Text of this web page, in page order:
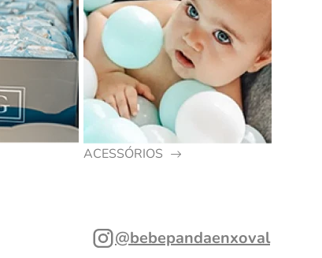
ACESSÓRIOS
@bebepandaenxoval